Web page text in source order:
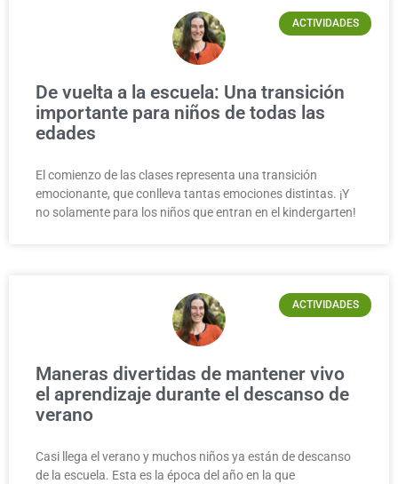
ACTIVIDADES
De vuelta a la escuela: Una transición
importante para niños de todas las
edades
El comienzo de las clases representa una transición
emocionante, que conlleva tantas emociones distintas. ¡Y
no solamente para los niños que entran en el kindergarten!
ACTIVIDADES
Maneras divertidas de mantener vivo
el aprendizaje durante el descanso de
verano
Casi llega el verano y muchos niños ya están de descanso
de la escuela. Esta es la época del año en la que